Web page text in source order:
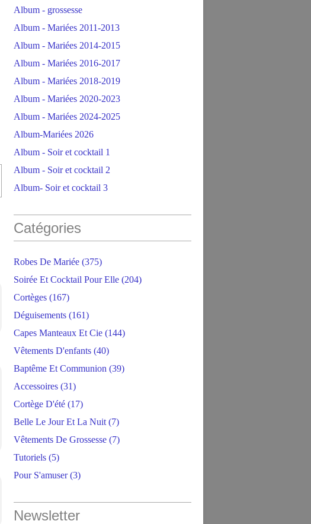
Album - grossesse
Album - Mariées 2011-2013
Album - Mariées 2014-2015
Album - Mariées 2016-2017
Album - Mariées 2018-2019
Album - Mariées 2020-2023
Album - Mariées 2024-2025
Album-Mariées 2026
Album - Soir et cocktail 1
Album - Soir et cocktail 2
Album- Soir et cocktail 3
Catégories
Robes De Mariée (375)
Soirée Et Cocktail Pour Elle (204)
Cortèges (167)
Déguisements (161)
Capes Manteaux Et Cie (144)
Vêtements D'enfants (40)
Baptême Et Communion (39)
Accessoires (31)
Cortège D'été (17)
Belle Le Jour Et La Nuit (7)
Vêtements De Grossesse (7)
Tutoriels (5)
Pour S'amuser(3)
Newsletter